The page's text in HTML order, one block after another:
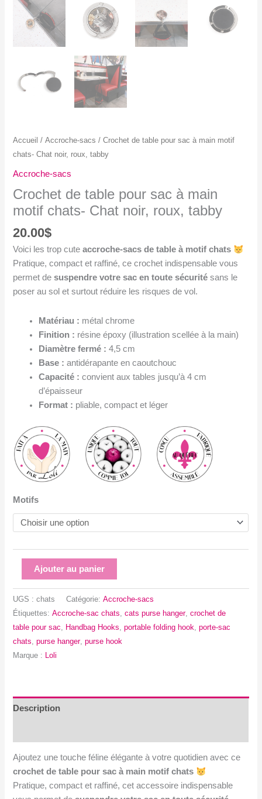
Accueil /Accroche-sacs / Crochet de table pour sac à main motif
chats- Chat noir, roux, tabby
Accroche-sacs
Crochet de table pour sac à main
motif chats- Chat noir, roux, tabby
20.00$
Voici les trop cuteaccroche-sacs de table à motif chats
Pratique, compact et raffiné, ce crochet indispensable vous
permet desuspendre votre sac en toute sécurité sans le
poser au sol et surtout réduire les risques de vol.
Matériau : métal chrome
Finition : résine époxy (illustration scellée à la main)
Diamètre fermé : 4,5 cm
Base : antidérapante en caoutchouc
Capacité : convient aux tables jusqu’à 4 cm
d’épaisseur
Format : pliable, compact et léger
Motifs
quantité
de
de
chats-
tabby
Ajouter au panier
UGS :chats Catégorie:Accroche-sacs
Étiquettes:Accroche-sac chats,cats purse hanger,crochet de
table pour sac, Handbag Hooks,portable folding hook,porte-sac
chats,purse hanger,purse hook
Marque : Loli
Description
Ajoutez une touche féline élégante à votre quotidien avec ce
crochet de table pour sac à main motif chats
Pratique, compact et raffiné, cet accessoire indispensable